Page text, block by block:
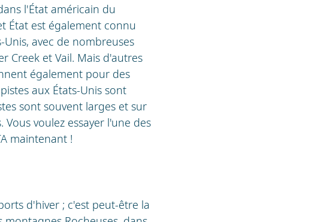
l'État américain du
État est également connu
avec de nombreuses
Creek et Vail. Mais d'autres
également pour des
aux États-Unis sont
sont souvent larges et sur
voulez essayer l'une des
maintenant !
d'hiver ; c'est peut-être la